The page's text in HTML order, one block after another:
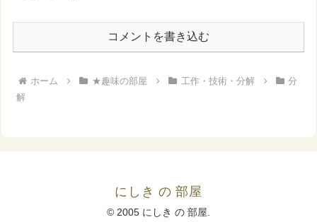
コメントを書き込む
ホーム ★趣味の部屋 工作・技術・分解
分
解
にしき の 部屋
© 2005 にしき の 部屋.